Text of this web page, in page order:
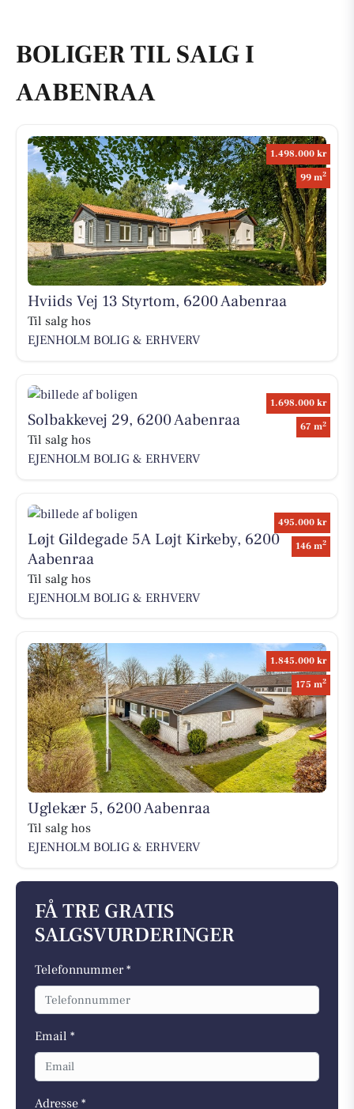
BOLIGER TIL SALG I
AABENRAA
1.498.000 kr
99 m2
Hviids Vej 13 Styrtom, 6200 Aabenraa
Til salg hos
EJENHOLM BOLIG & ERHVERV
1.698.000 kr
67 m2
Solbakkevej 29, 6200 Aabenraa
Til salg hos
EJENHOLM BOLIG & ERHVERV
495.000 kr
146 m2
Løjt Gildegade 5A Løjt Kirkeby, 6200
Aabenraa
Til salg hos
EJENHOLM BOLIG & ERHVERV
1.845.000 kr
175 m2
Uglekær 5, 6200 Aabenraa
Til salg hos
EJENHOLM BOLIG & ERHVERV
FÅ TRE GRATIS
SALGSVURDERINGER
Telefonnummer *
Email *
Adresse *